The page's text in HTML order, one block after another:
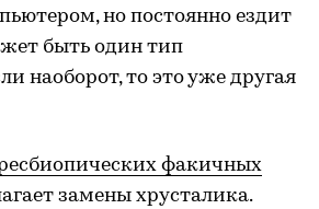
но постоянно ездит
быть один тип
наоборот, то это уже другая
факичных
замены хрусталика.